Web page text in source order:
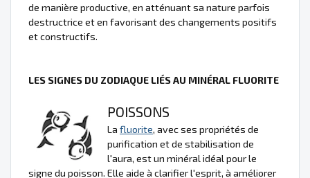
de manière productive, en atténuant sa nature parfois
destructrice et en favorisant des changements positifs
et constructifs.
LES SIGNES DU ZODIAQUE LIÉS AU MINÉRAL FLUORITE
POISSONS
La fluorite, avec ses propriétés de
purification et de stabilisation de
l'aura, est un minéral idéal pour le
signe du poisson. Elle aide à clarifier l'esprit, à améliorer